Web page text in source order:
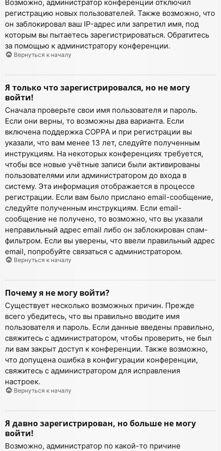
Возможно, администратор конференции отключил
регистрацию новых пользователей. Также возможно, что
он заблокировал ваш IP-адрес или запретил имя, под
которым вы пытаетесь зарегистрироваться. Обратитесь
за помощью к администратору конференции.
Вернуться к началу
Я только что зарегистрировался, но не могу
войти!
Сначала проверьте свои имя пользователя и пароль.
Если они верны, то возможны два варианта. Если
включена поддержка COPPA и при регистрации вы
указали, что вам менее 13 лет, следуйте полученным
инструкциям. На некоторых конференциях требуется,
чтобы все новые учётные записи были активированы
пользователями или администратором до входа в
систему. Эта информация отображается в процессе
регистрации. Если вам было прислано email-сообщение,
следуйте полученным инструкциям. Если email-
сообщение не получено, то возможно, что вы указали
неправильный адрес email либо он заблокирован спам-
фильтром. Если вы уверены, что ввели правильный адрес
email, попробуйте связаться с администратором.
Вернуться к началу
Почему я не могу войти?
Существует несколько возможных причин. Прежде
всего убедитесь, что вы правильно вводите имя
пользователя и пароль. Если данные введены правильно,
свяжитесь с администратором, чтобы проверить, не был
ли вам закрыт доступ к конференции. Также возможно,
что допущена ошибка в конфигурации конференции,
свяжитесь с администратором для исправления
настроек.
Вернуться к началу
Я давно зарегистрирован, но больше не могу
войти!
Возможно, администратор по какой-то причине